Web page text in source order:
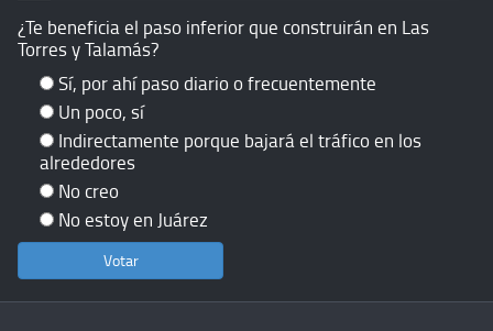
¿Te beneficia el paso inferior que construirán en Las
Torres y Talamás?
Sí, por ahí paso diario o frecuentemente
Un poco, sí
Indirectamente porque bajará el tráfico en los
alrededores
No creo
No estoy en Juárez